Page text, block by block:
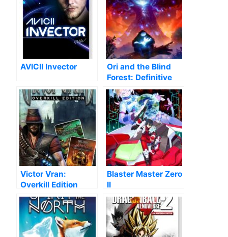
AVICII Invector
Ori and the Blind
Forest: Definitive
Edition
Victor Vran:
Overkill Edition
Blaster Master Zero
II